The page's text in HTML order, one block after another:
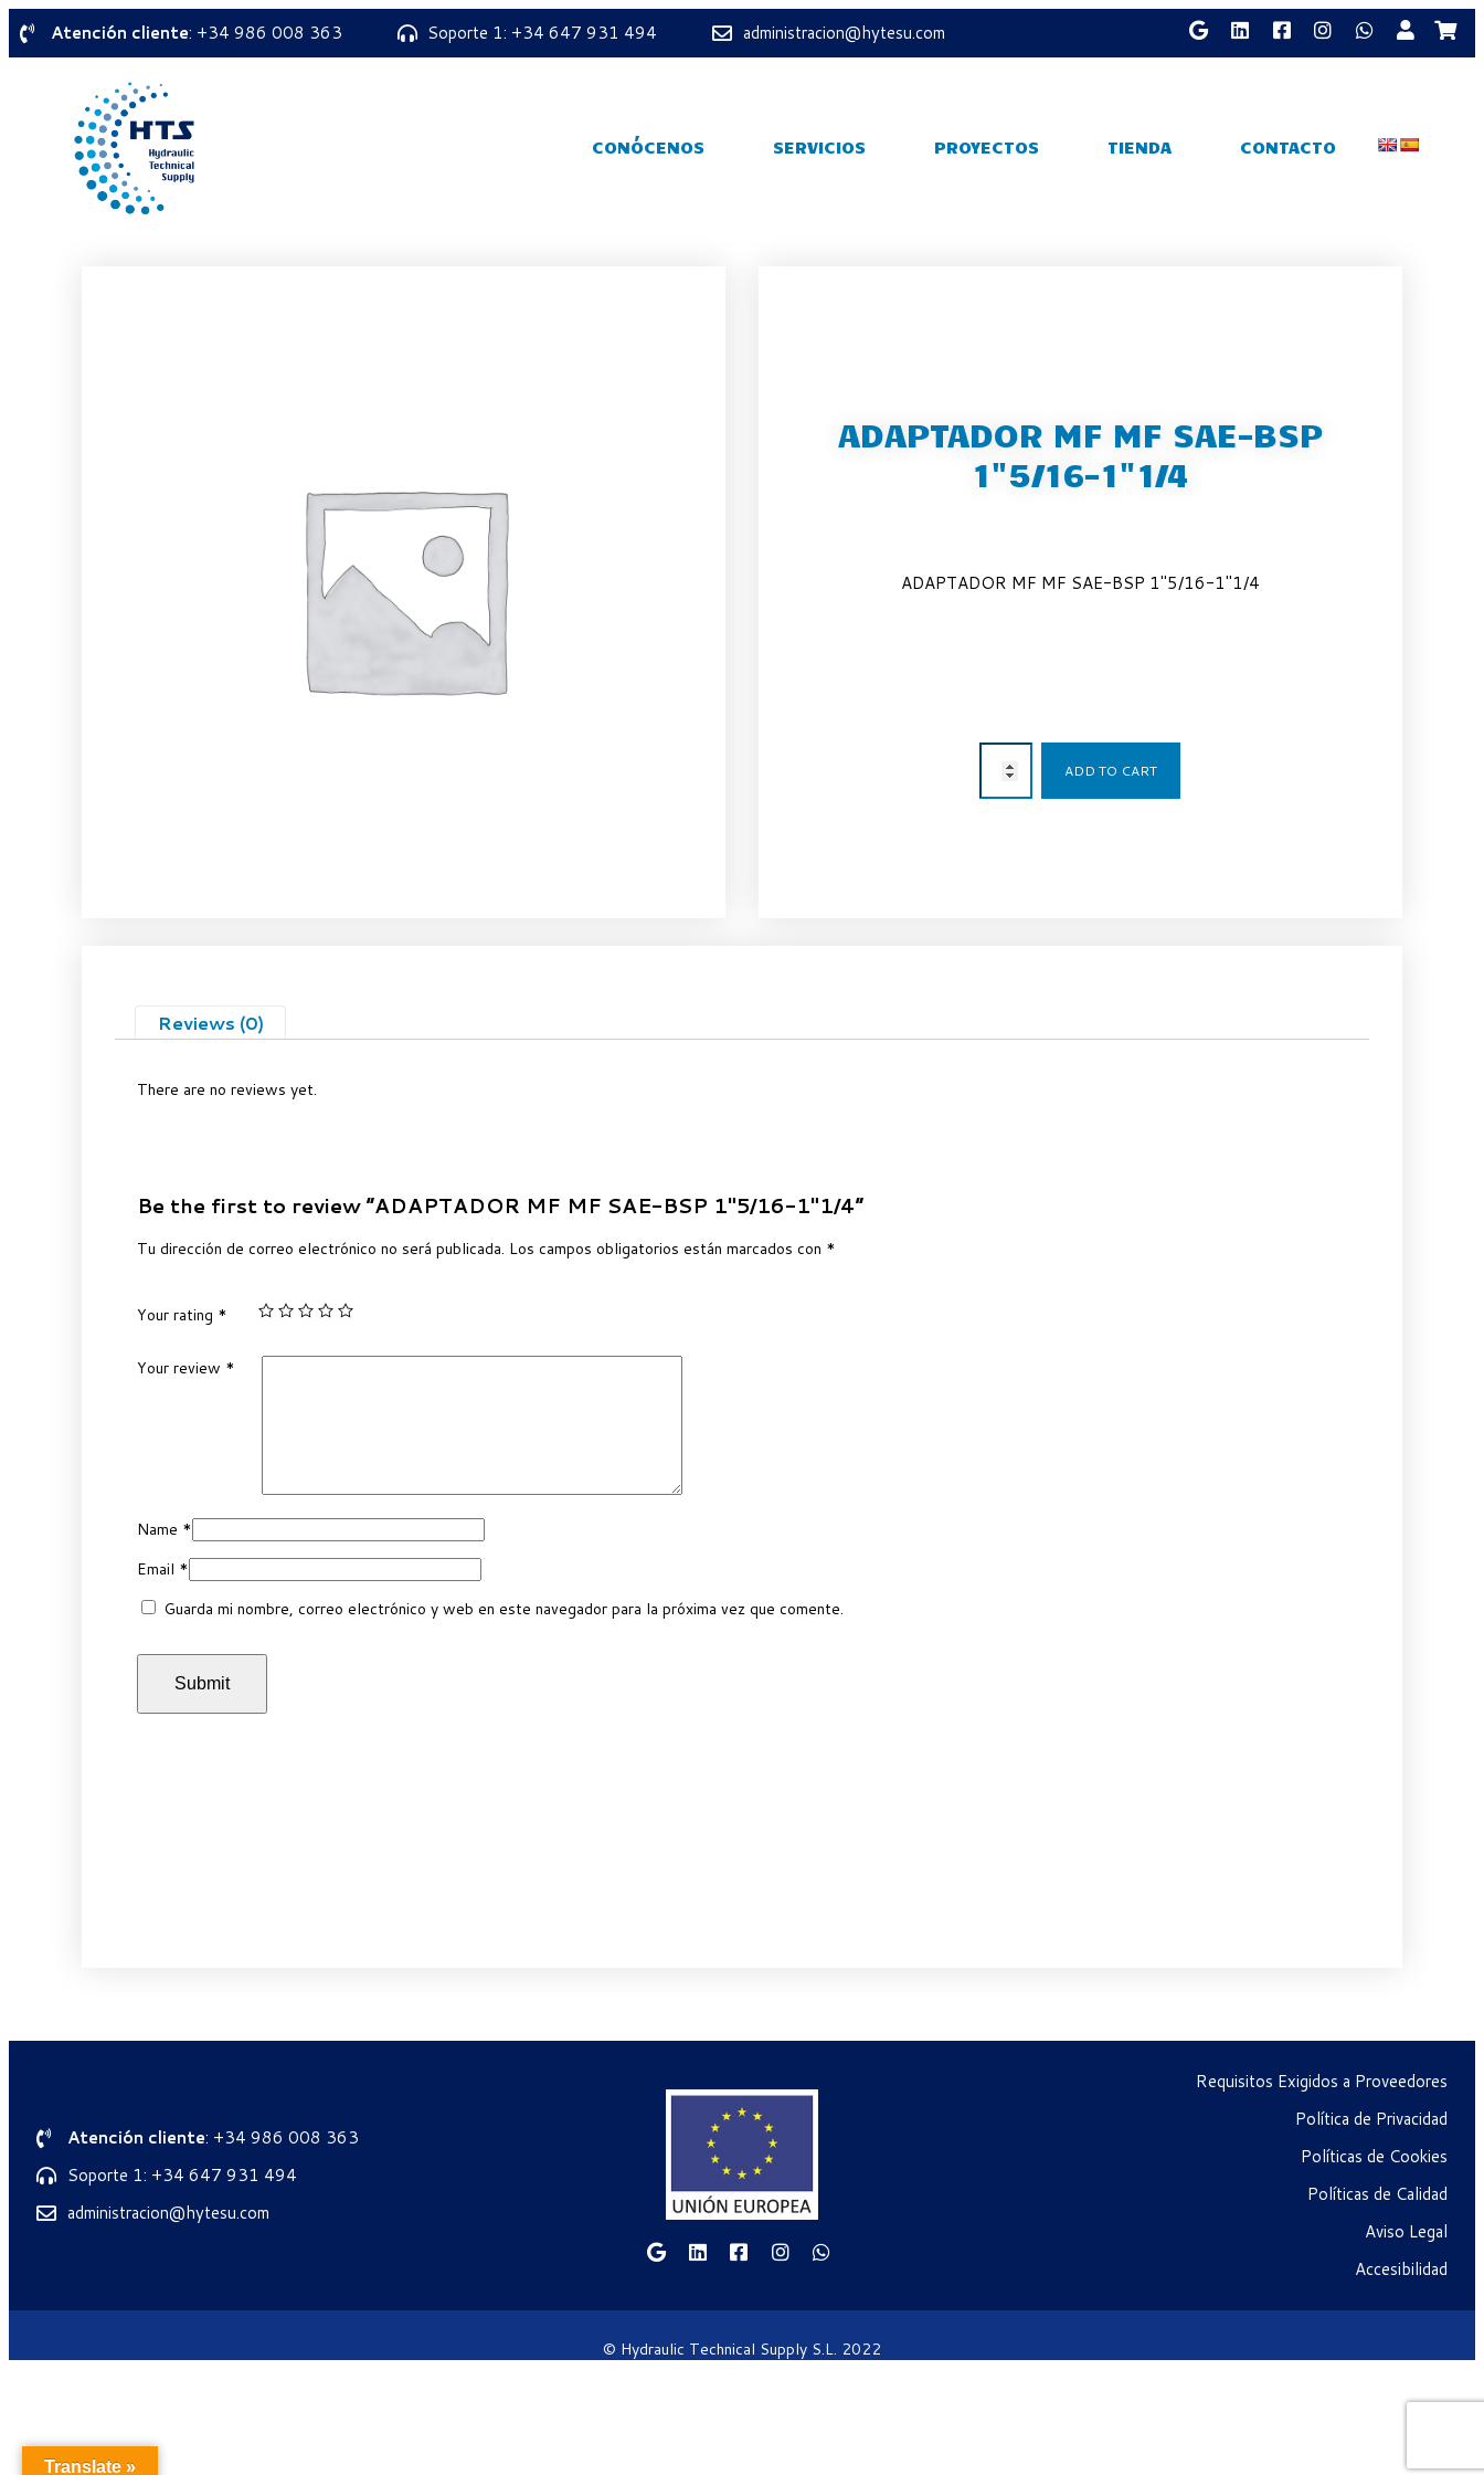
Atención cliente: +34 986 008 363 Soporte 1: +34 647 931 494 administracion@hytesu.com
CONÓCENOS SERVICIOS PROYECTOS TIENDA CONTACTO
ADAPTADOR MF MF SAE-BSP
1"5/16-1"1/4
ADAPTADOR MF MF SAE-BSP 1″5/16-1″1/4
ADD TO CART
Reviews (0)
There are no reviews yet.
Be the first to review “ADAPTADOR MF MF SAE-BSP 1″5/16-1″1/4”
Tu dirección de correo electrónico no será publicada. Los campos obligatorios están marcados con *
Your rating *
Your review *
Name *
Email *
Guarda mi nombre, correo electrónico y web en este navegador para la próxima vez que comente.
Atención cliente: +34 986 008 363
Soporte 1: +34 647 931 494
administracion@hytesu.com
Requisitos Exigidos a Proveedores
Política de Privacidad
Políticas de Cookies
Políticas de Calidad
Aviso Legal
Accesibilidad
© Hydraulic Technical Supply S.L. 2022
Translate »